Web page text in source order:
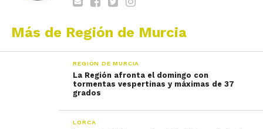
Más de Región de Murcia
REGIÓN DE MURCIA
La Región afronta el domingo con
tormentas vespertinas y máximas de 37
grados
LORCA